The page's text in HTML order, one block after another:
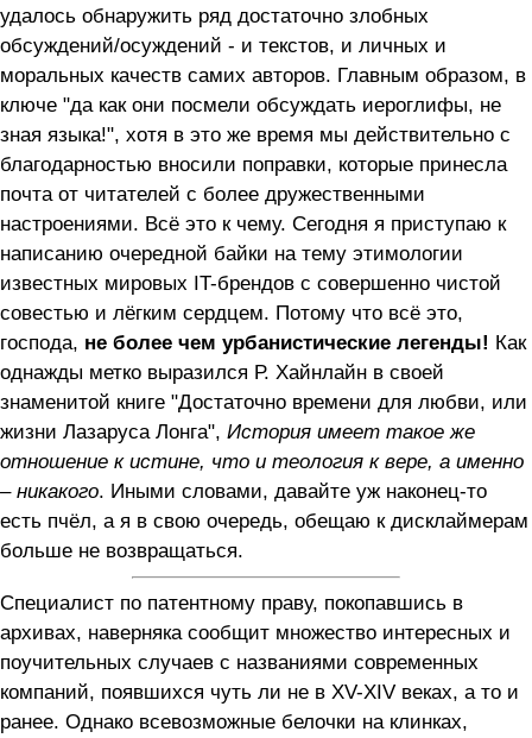
удалось обнаружить ряд достаточно злобных
обсуждений/осуждений - и текстов, и личных и
моральных качеств самих авторов. Главным образом, в
ключе "да как они посмели обсуждать иероглифы, не
зная языка!", хотя в это же время мы действительно с
благодарностью вносили поправки, которые принесла
почта от читателей с более дружественными
настроениями. Всё это к чему. Сегодня я приступаю к
написанию очередной байки на тему этимологии
известных мировых IT-брендов с совершенно чистой
совестью и лёгким сердцем. Потому что всё это,
господа, не более чем урбанистические легенды! Как
однажды метко выразился Р. Хайнлайн в своей
знаменитой книге "Достаточно времени для любви, или
жизни Лазаруса Лонга", История имеет такое же
отношение к истине, что и теология к вере, а именно
– никакого. Иными словами, давайте уж наконец-то
есть пчёл, а я в свою очередь, обещаю к дисклаймерам
больше не возвращаться.
Специалист по патентному праву, покопавшись в
архивах, наверняка сообщит множество интересных и
поучительных случаев с названиями современных
компаний, появшихся чуть ли не в XV-XIV веках, а то и
ранее. Однако всевозможные белочки на клинках,